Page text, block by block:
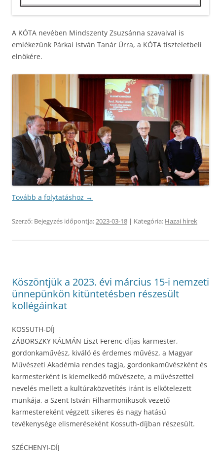
A KÓTA nevében Mindszenty Zsuzsánna szavaival is
emlékezünk Párkai István Tanár Úrra, a KÓTA tiszteletbeli
elnökére.
Tovább a folytatáshoz →
Szerző: Bejegyzés időpontja:2023-03-18 | Kategória: Hazai hírek
Köszöntjük a 2023. évi március 15-i nemzeti
ünnepünkön kitüntetésben részesült
kollégáinkat
KOSSUTH-DÍJ
ZÁBORSZKY KÁLMÁN Liszt Ferenc-díjas karmester,
gordonkaművész, kiváló és érdemes művész, a Magyar
Művészeti Akadémia rendes tagja, gordonkaművészként és
karmesterként is kiemelkedő művészete, a művészettel
nevelés mellett a kultúraközvetítés iránt is elkötelezett
munkája, a Szent István Filharmonikusok vezető
karmestereként végzett sikeres és nagy hatású
tevékenysége elismeréseként Kossuth-díjban részesült.
SZÉCHENYI-DÍJ